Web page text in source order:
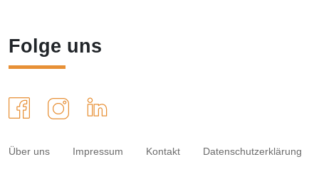
Folge uns
Über uns Impressum Kontakt Datenschutzerklärung